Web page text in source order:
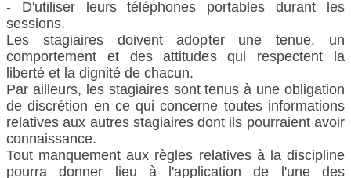
- D'utiliser leurs téléphones portables durant les
sessions.
Les stagiaires doivent adopter une tenue, un
comportement et des attitudes qui respectent la
liberté et la dignité de chacun.
Par ailleurs, les stagiaires sont tenus à une obligation
de discrétion en ce qui concerne toutes informations
relatives aux autres stagiaires dont ils pourraient avoir
connaissance.
Tout manquement aux règles relatives à la discipline
pourra donner lieu à l'application de l'une des